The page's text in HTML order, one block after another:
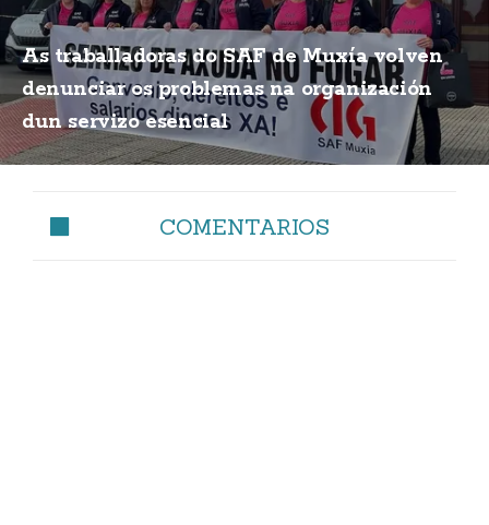
As traballadoras do SAF de Muxía volven
denunciar os problemas na organización
dun servizo esencial
COMENTARIOS